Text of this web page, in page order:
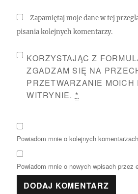
Zapamiętaj moje dane w tej
pisania kolejnych komentarzy.
KORZYSTAJĄC Z
ZGADZAM SIĘ NA
PRZETWARZANIE MOICH
WITRYNIE. *
Powiadom mnie o kolejnych
Powiadom mnie o nowych wpisach przez